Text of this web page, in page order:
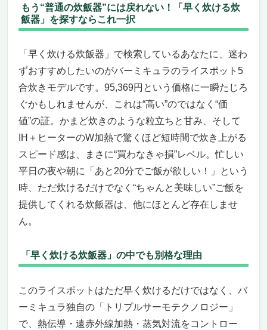
もう“普通の炊飯器”には戻れない！「早く炊ける炊
飯器」を探すならこれ一択
「早く炊ける炊飯器」で検索しているあなたに、迷わ
ずおすすめしたいのがバーミキュラのライスポット5
合炊きモデルです。95,369円という価格に一瞬たじろ
ぐかもしれませんが、これは“高い”のではなく“価
値”の証。かまど炊きのような粒立ちと甘み、そして
IH＋ヒーターのW加熱で驚くほど短時間で炊き上がる
スピード感は、まさに“買わなきゃ損”レベル。忙しい
平日の夜や朝に「あと20分でご飯が欲しい！」という
時、ただ炊けるだけでなく“ちゃんと美味しい”ご飯を
提供してくれる炊飯器は、他にほとんど存在しませ
ん。
「早く炊ける炊飯器」の中でも別格な理由
このライスポットはただ早く炊けるだけではなく、バ
ーミキュラ独自の「トリプルサーモテクノロジー」
で、熱伝導・遠赤外線加熱・蒸気対流をコントロー